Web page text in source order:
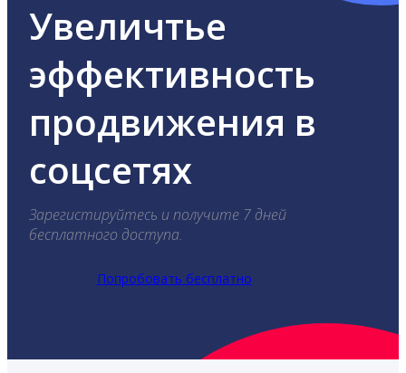
Увеличтье
эффективность
продвижения в
соцсетях
Зарегистируйтесь и получите 7 дней
бесплатного доступа.
Попробовать бесплатно